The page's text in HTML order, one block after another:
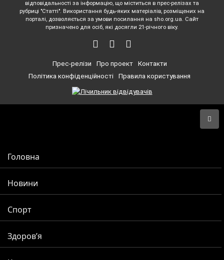
відповідальності за інформацію, що міститься в прес-релізах та
рубриці "Статті". Використання будь-яких матеріалів, розміщених на
порталі, дозволяється за умови посилання на sho.org.ua. Сайт
призначено для осіб, які досягли 21-річного віку.
Прес-релізи Про проект
Контакти
Політика конфіденційності
Правила користування
Головна
Новини
Спорт
Здоров’я